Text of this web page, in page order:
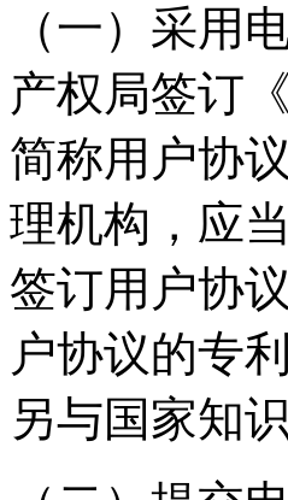
（一）采用
产权局签订
简称用户协
理机构，应
签订用户协
户协议的专
另与国家知